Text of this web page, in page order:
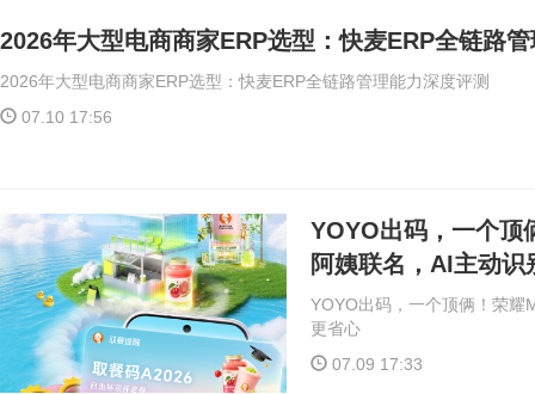
2026年大型电商商家ERP选型：快麦ERP全链路
2026年大型电商商家ERP选型：快麦ERP全链路管理能力深度评测
07.10 17:56
YOYO出码，一个顶
阿姨联名，AI主动识
YOYO出码，一个顶俩！荣耀
更省心
07.09 17:33